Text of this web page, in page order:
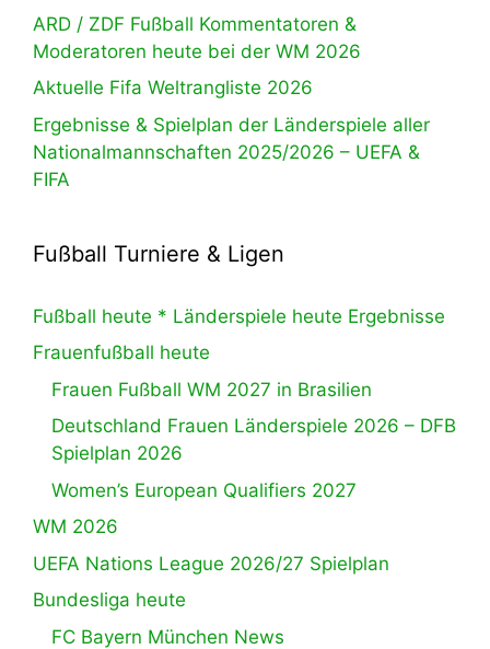
ARD / ZDF Fußball Kommentatoren &
Moderatoren heute bei der WM 2026
Aktuelle Fifa Weltrangliste 2026
Ergebnisse & Spielplan der Länderspiele aller
Nationalmannschaften 2025/2026 – UEFA &
FIFA
Fußball Turniere & Ligen
Fußball heute * Länderspiele heute Ergebnisse
Frauenfußball heute
Frauen Fußball WM 2027 in Brasilien
Deutschland Frauen Länderspiele 2026 – DFB
Spielplan 2026
Women’s European Qualifiers 2027
WM 2026
UEFA Nations League 2026/27 Spielplan
Bundesliga heute
FC Bayern München News